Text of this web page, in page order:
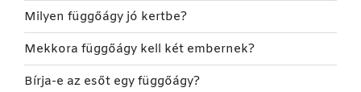
Milyen függőágy jó kertbe?
Mekkora függőágy kell két embernek?
Bírja-e az esőt egy függőágy?